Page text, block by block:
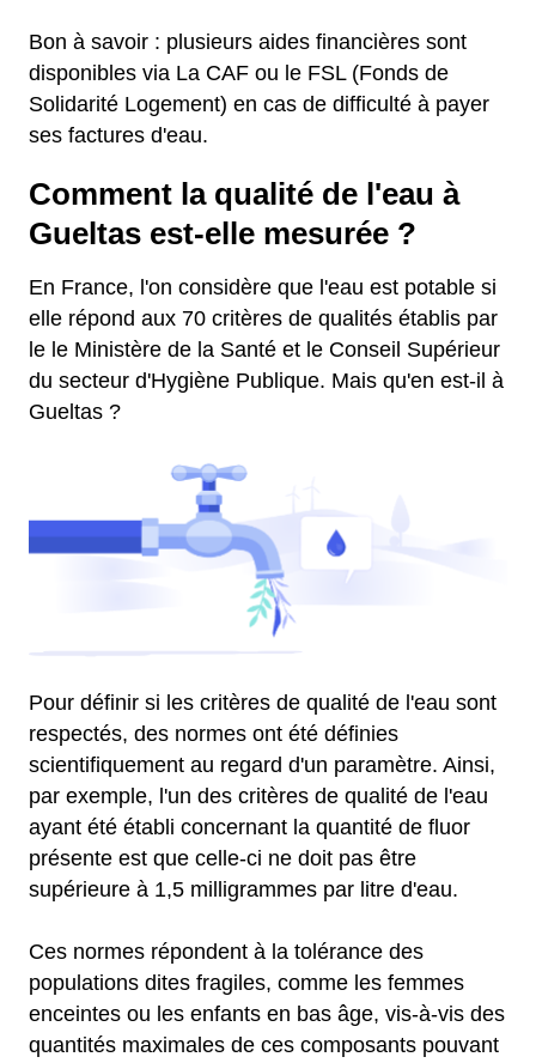
Bon à savoir : plusieurs aides financières sont
disponibles via La CAF ou le FSL (Fonds de
Solidarité Logement) en cas de difficulté à payer
ses factures d'eau.
Comment la qualité de l'eau à
Gueltas est-elle mesurée ?
En France, l'on considère que l'eau est potable si
elle répond aux 70 critères de qualités établis par
le le Ministère de la Santé et le Conseil Supérieur
du secteur d'Hygiène Publique. Mais qu'en est-il à
Gueltas ?
Pour définir si les critères de qualité de l'eau sont
respectés, des normes ont été définies
scientifiquement au regard d'un paramètre. Ainsi,
par exemple, l'un des critères de qualité de l'eau
ayant été établi concernant la quantité de fluor
présente est que celle-ci ne doit pas être
supérieure à 1,5 milligrammes par litre d'eau.
Ces normes répondent à la tolérance des
populations dites fragiles, comme les femmes
enceintes ou les enfants en bas âge, vis-à-vis des
quantités maximales de ces composants pouvant